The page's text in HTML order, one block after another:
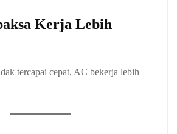
Kerja Lebih
tercapai cepat, AC bekerja lebih